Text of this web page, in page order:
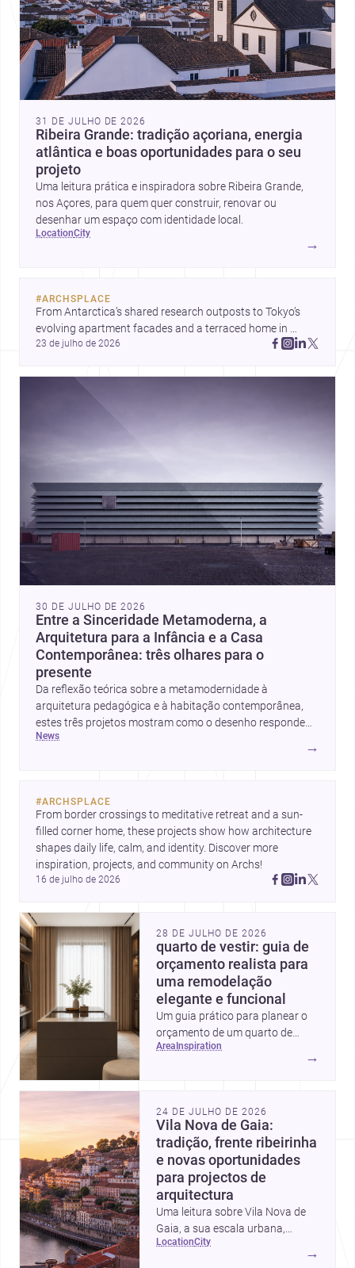
31 DE JULHO DE 2026
Ribeira Grande: tradição açoriana, energia
atlântica e boas oportunidades para o seu
projeto
Uma leitura prática e inspiradora sobre Ribeira Grande,
nos Açores, para quem quer construir, renovar ou
desenhar um espaço com identidade local.
location city
→
#ARCHSPLACE
From Antarctica’s shared research outposts to Tokyo’s
evolving apartment facades and a terraced home in
Amman, these projects show how architecture adapts to
23 de julho de 2026
30 DE JULHO DE 2026
Entre a Sinceridade Metamoderna, a
Arquitetura para a Infância e a Casa
Contemporânea: três olhares para o
presente
Da reflexão teórica sobre a metamodernidade à
arquitetura pedagógica e à habitação contemporânea,
estes três projetos mostram como o desenho responde
hoje a emoção, uso e contexto. Para arquitetos, são
pistas valiosas sobre como criar espaços mais humanos,
news
→
#ARCHSPLACE
From border crossings to meditative retreat and a sun-
filled corner home, these projects show how architecture
shapes daily life, calm, and identity. Discover more
inspiration, projects, and community on Archs!
16 de julho de 2026
28 DE JULHO DE 2026
quarto de vestir: guia de
orçamento realista para
uma remodelação
elegante e funcional
Um guia prático para planear o
orçamento de um quarto de
vestir em Portugal, com
escondidas.
area inspiration
→
24 DE JULHO DE 2026
Vila Nova de Gaia:
tradição, frente ribeirinha
e novas oportunidades
para projectos de
arquitectura
Uma leitura sobre Vila Nova de
Gaia, a sua escala urbana,
património arquitectónico e
location city
→